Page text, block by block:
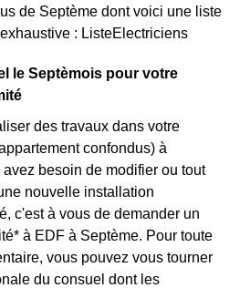
de Septème dont voici une liste
: ListeElectriciens
le Septèmois pour votre
des travaux dans votre
confondus) à
besoin de modifier ou tout
nouvelle installation
c'est à vous de demander un
à EDF à Septème. Pour toute
vous pouvez vous tourner
du consuel dont les